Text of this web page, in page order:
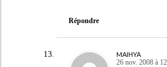
Répondre
MAIHYA
26 nov. 2008 à